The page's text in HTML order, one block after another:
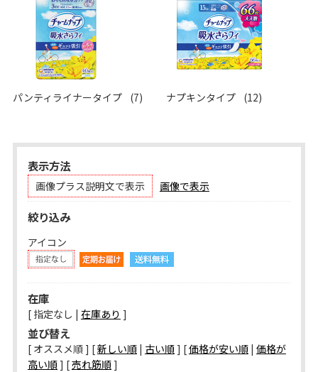
パンティライナータイプ (7) ナプキンタイプ (12)
表示方法
画像プラス説明文で表示 画像で表示
絞り込み
アイコン
在庫
[ 指定なし | 在庫あり ]
並び替え
[ オススメ順 ] [新しい順| 古い順] [価格が安い順| 価格が
高い順] [売れ筋順]